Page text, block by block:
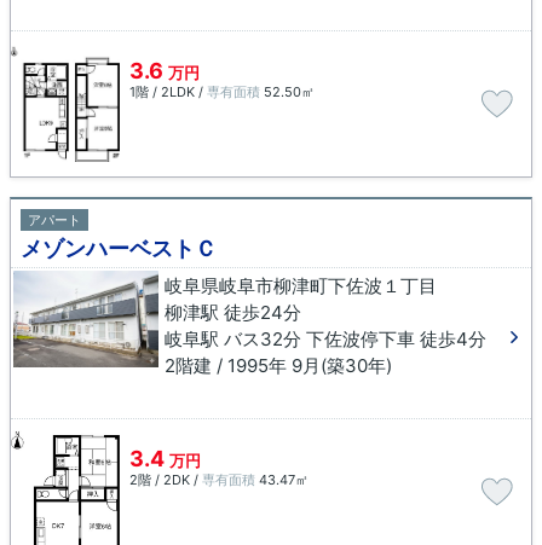
3.6 万円
1階 / 2LDK / 専有面積 52.50㎡
アパート
メゾンハーベストＣ
岐阜県岐阜市柳津町下佐波１丁目
柳津駅 徒歩24分
岐阜駅 バス32分 下佐波停下車 徒歩4分
2階建 / 1995年 9月(築30年)
3.4 万円
2階 / 2DK / 専有面積 43.47㎡